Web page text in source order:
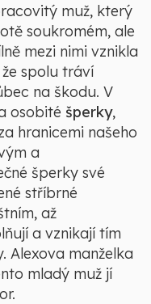
muž, který
soukromém, ale
mezi nimi vznikla
spolu tráví
na škodu. V
osobité šperky,
hranicemi našeho
a
šperky své
stříbrné
až
a vznikají tím
Alexova manželka
mladý muž jí